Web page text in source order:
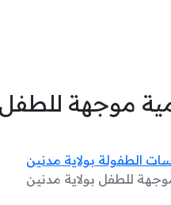
موجهة للطفل
الطفولة بولاية مدنين
للطفل بولاية مدنين